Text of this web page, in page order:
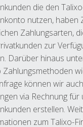
die den
nutzen, haben
Zahlungsarten,
zur
Darüber hinaus
Zahlungsmethoden
können wir auch
via Rechnung für
erstellen.
zum Talixo-